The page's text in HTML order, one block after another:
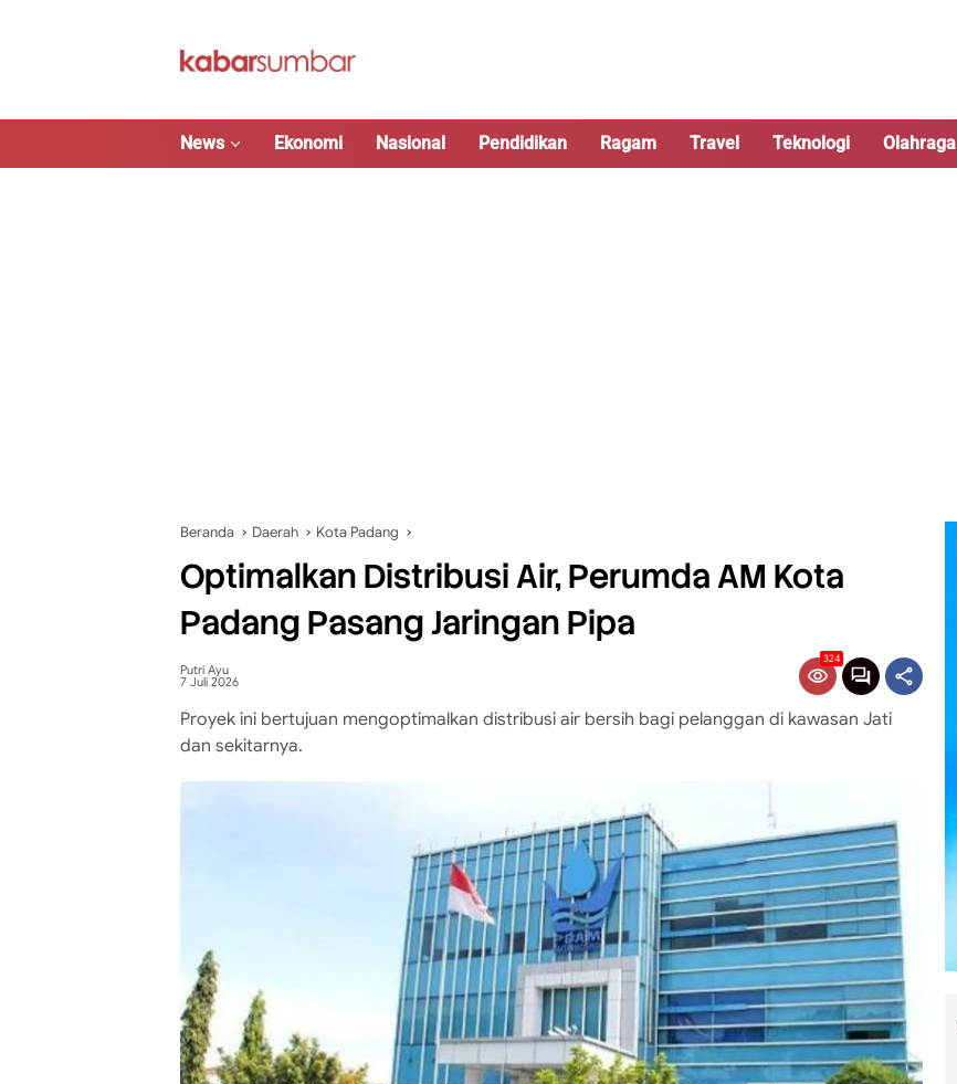
News Ekonomi Nasional Pendidikan Ragam Travel Teknologi Olahraga
Beranda Daerah Kota Padang
Optimalkan Distribusi Air, Perumda AM Kota
Padang Pasang Jaringan Pipa
Putri Ayu
7 Juli 2026
324
Proyek ini bertujuan mengoptimalkan distribusi air bersih bagi pelanggan di kawasan Jati
dan sekitarnya.